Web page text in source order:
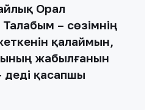
Орал
– сөзімнің
қалаймын,
жабылғанын
қасапшы